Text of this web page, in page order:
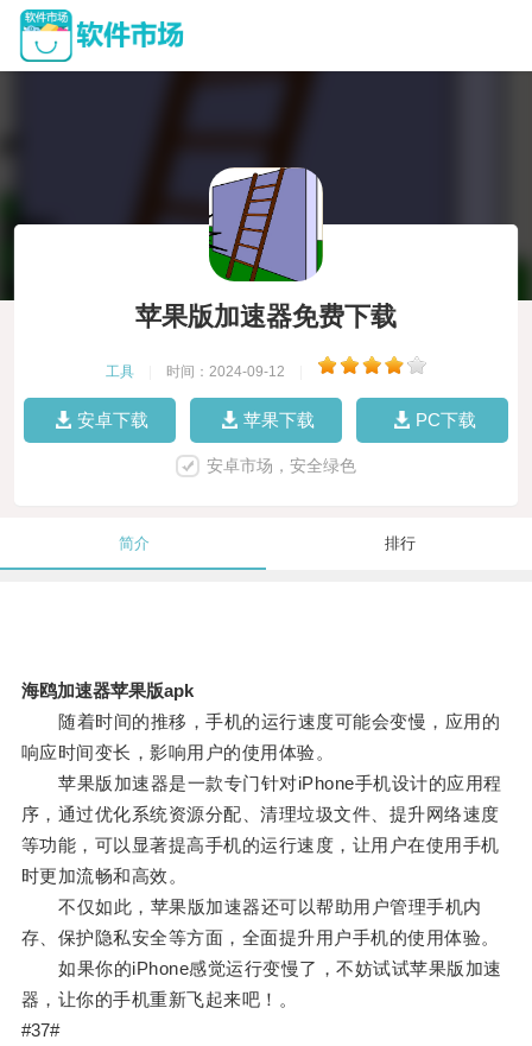
苹果版加速器免费下载
工具 时间：2024-09-12
安卓下载 苹果下载 PC下载
安卓市场，安全绿色
简介 排行
海鸥加速器苹果版apk
随着时间的推移，手机的运行速度可能会变慢，应用的
响应时间变长，影响用户的使用体验。
苹果版加速器是一款专门针对iPhone手机设计的应用程
序，通过优化系统资源分配、清理垃圾文件、提升网络速度
等功能，可以显著提高手机的运行速度，让用户在使用手机
时更加流畅和高效。
不仅如此，苹果版加速器还可以帮助用户管理手机内
存、保护隐私安全等方面，全面提升用户手机的使用体验。
如果你的iPhone感觉运行变慢了，不妨试试苹果版加速
器，让你的手机重新飞起来吧！。
#37#